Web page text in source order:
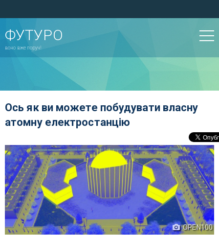
ФУТУРО
воно вже поруч!
Ось як ви можете побудувати власну
атомну електростанцію
OPEN100